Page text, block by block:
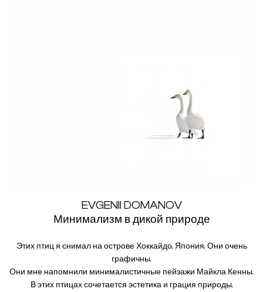
EVGENII DOMANOV
Минимализм в дикой природе
Этих птиц я снимал на острове Хоккайдо, Япония. Они очень
графичны.
Они мне напомнили минималистичные пейзажи Майкла Кенны.
В этих птицах сочетается эстетика и грация природы.